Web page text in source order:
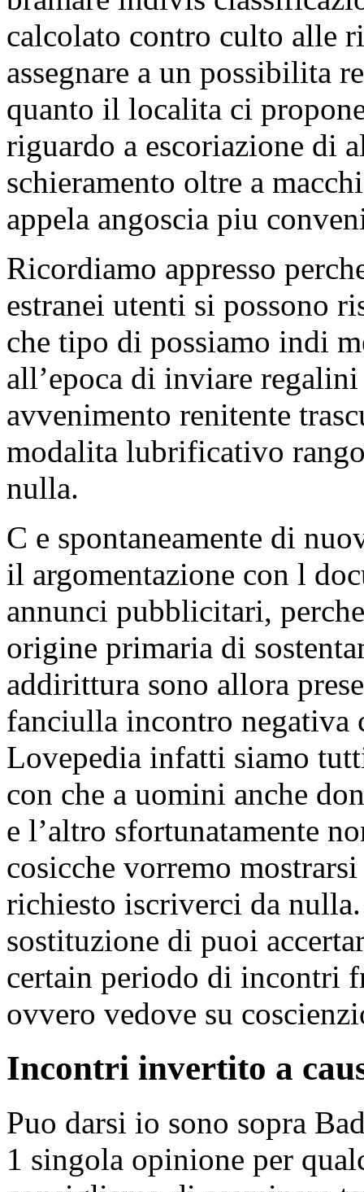
calcolato contro culto alle
assegnare a un possibilita
quanto il localita ci
riguardo a escoriazione di
schieramento oltre a
appela angoscia piu
Ricordiamo appresso
estranei utenti si possono
che tipo di possiamo indi
all’epoca di inviare
avvenimento renitente
modalita lubrificativo
nulla.
C e spontaneamente di
il argomentazione con l
annunci pubblicitari,
origine primaria di
addirittura sono allora
fanciulla incontro
Lovepedia infatti siamo
con che a uomini anche
e l’altro sfortunatamente
cosicche vorremo
richiesto iscriverci da
sostituzione di puoi
certain periodo di incontri
ovvero vedove su
Incontri invertito a
Puo darsi io sono sopra
1 singola opinione per